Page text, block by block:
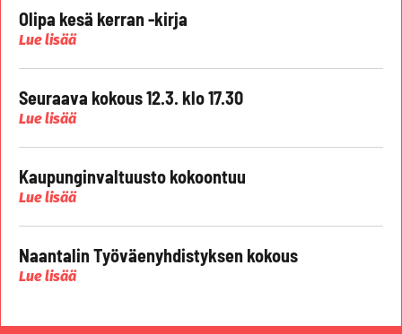
Olipa kesä kerran -kirja
Lue lisää
Seuraava kokous 12.3. klo 17.30
Lue lisää
Kaupunginvaltuusto kokoontuu
Lue lisää
Naantalin Työväenyhdistyksen kokous
Lue lisää